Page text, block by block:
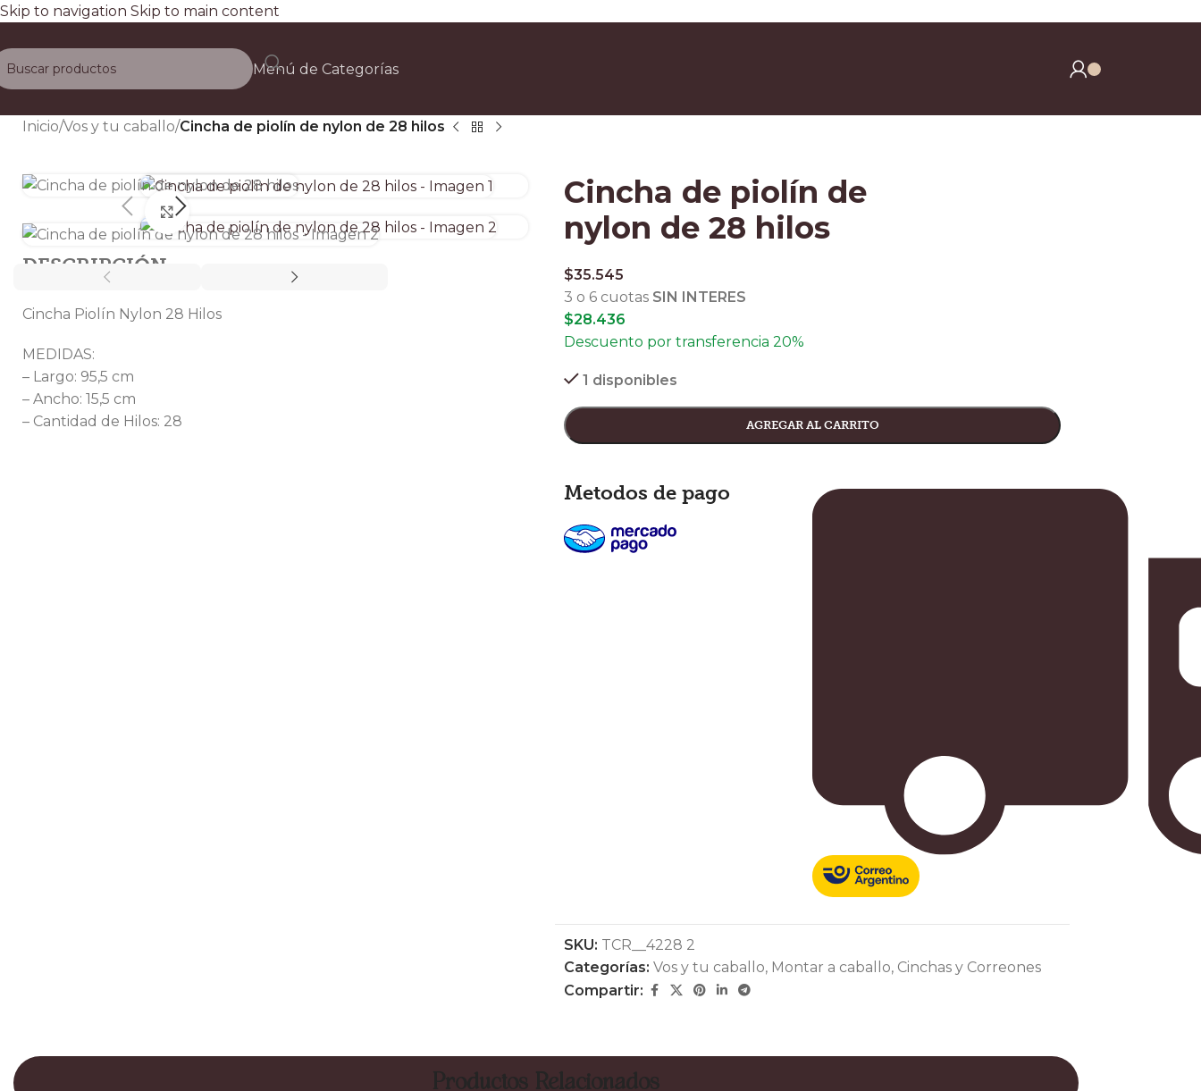
Skip to navigation Skip to main content
Descuento ESPECIAL por transferencia bancaria 20%
Menú de Categorías
Inicio/Vos y tu caballo/Cincha de piolín de nylon de 28 hilos
DESCRIPCIÓN
Cincha Piolín Nylon 28 Hilos
MEDIDAS:
– Largo: 95,5 cm
– Ancho: 15,5 cm
– Cantidad de Hilos: 28
Cincha de piolín de
nylon de 28 hilos
$35.545
3 o 6 cuotas SIN INTERES
$28.436
Descuento por transferencia 20%
1 disponibles
AGREGAR AL CARRITO
Metodos de pago
SKU: TCR__4228 2
Categorías: Vos y tu caballo, Montar a caballo, Cinchas y Correones
Compartir:
Productos Relacionados